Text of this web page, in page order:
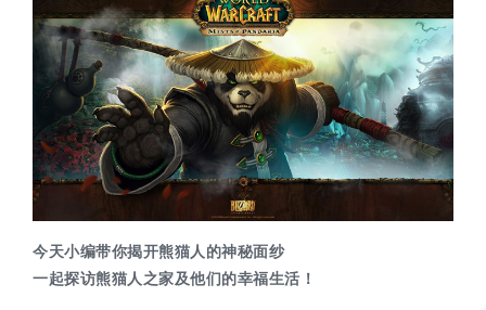
今天小编带你揭开熊猫人的神秘面纱
一起探访熊猫人之家及他们的幸福生活！